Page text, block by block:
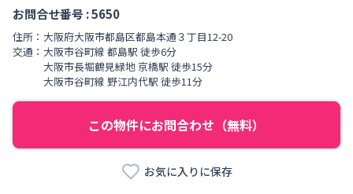
お問合せ番号 :5650
住所： 大阪府大阪市都島区都島本通３丁目12-20
交通： 大阪市谷町線 都島駅 徒歩6分
大阪市長堀鶴見緑地 京橋駅 徒歩15分
大阪市谷町線 野江内代駅 徒歩11分
この物件にお問合わせ（無料）
お気に入りに保存